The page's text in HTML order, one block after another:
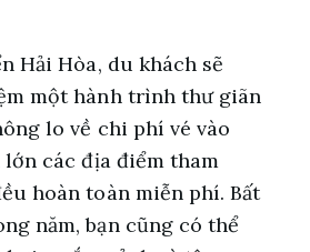
Hải Hòa, du khách sẽ
một hành trình thư giãn
lo về chi phí vé vào
lớn các địa điểm tham
hoàn toàn miễn phí. Bất
năm, bạn cũng có thể